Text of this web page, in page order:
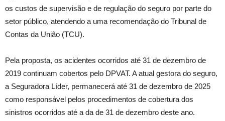
os custos de supervisão e de regulação do seguro por parte do
setor público, atendendo a uma recomendação do Tribunal de
Contas da União (TCU).
Pela proposta, os acidentes ocorridos até 31 de dezembro de
2019 continuam cobertos pelo DPVAT. A atual gestora do seguro,
a Seguradora Líder, permanecerá até 31 de dezembro de 2025
como responsável pelos procedimentos de cobertura dos
sinistros ocorridos até a da de 31 de dezembro deste ano.